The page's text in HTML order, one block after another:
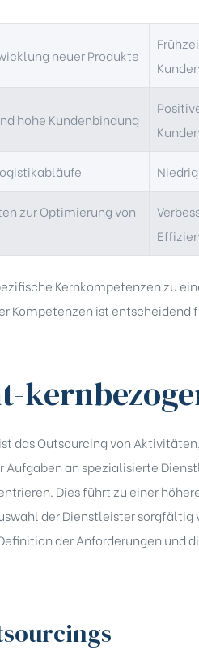
neuer Produkte
hohe Kundenbindung
zur Optimierung von
Kernkompetenzen zu
Kompetenzen ist
das Outsourcing von
an spezialisierte
Dies führt zu einer
der Dienstleister
der Anforderungen und